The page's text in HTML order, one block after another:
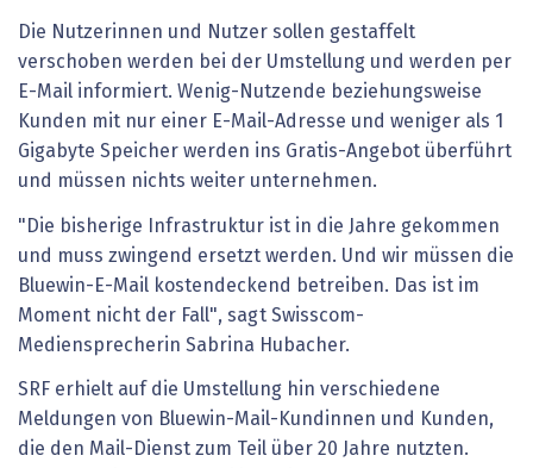
Die Nutzerinnen und Nutzer sollen gestaffelt
verschoben werden bei der Umstellung und werden per
E-Mail informiert. Wenig-Nutzende beziehungsweise
Kunden mit nur einer E-Mail-Adresse und weniger als 1
Gigabyte Speicher werden ins Gratis-Angebot überführt
und müssen nichts weiter unternehmen.
"Die bisherige Infrastruktur ist in die Jahre gekommen
und muss zwingend ersetzt werden. Und wir müssen die
Bluewin-E-Mail kostendeckend betreiben. Das ist im
Moment nicht der Fall", sagt Swisscom-
Mediensprecherin Sabrina Hubacher.
SRF erhielt auf die Umstellung hin verschiedene
Meldungen von Bluewin-Mail-Kundinnen und Kunden,
die den Mail-Dienst zum Teil über 20 Jahre nutzten.